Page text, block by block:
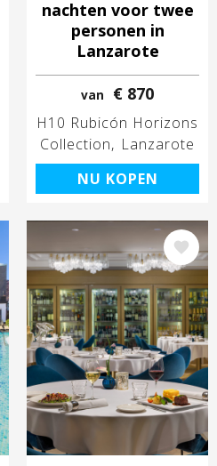
nachten voor twee
personen in
Lanzarote
van € 870
H10 Rubicón Horizons
Collection
Lanzarote
NU KOPEN
Afbeelding